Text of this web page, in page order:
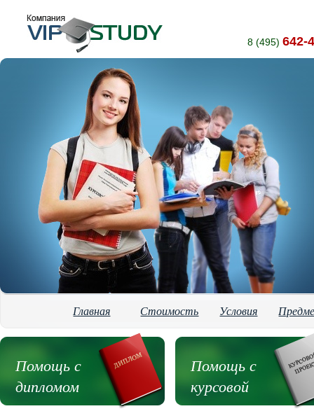
8 (495) 642-
Главная Стоимость Условия
Помощь с
дипломом
Помощь с
курсовой